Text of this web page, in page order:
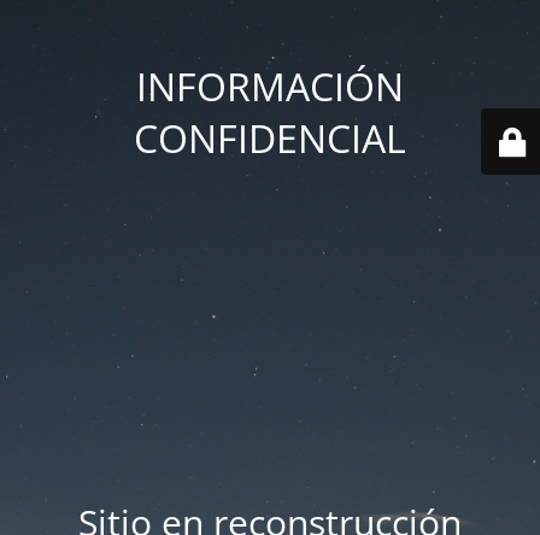
INFORMACIÓN
CONFIDENCIAL
Sitio en reconstrucción